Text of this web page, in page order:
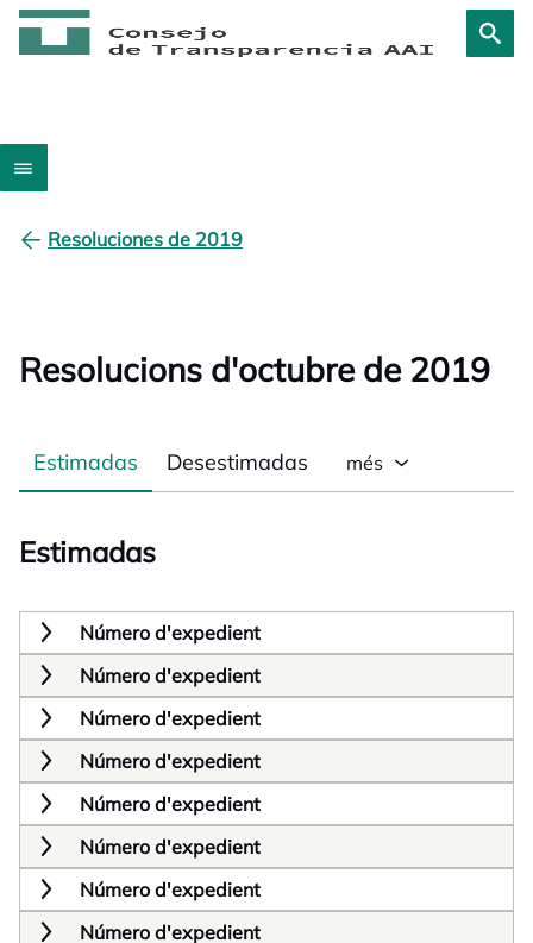
Resoluciones de 2019
Resolucions d'octubre de 2019
Estimadas Desestimadas més
Estimadas
Número d'expedient
Número d'expedient
Número d'expedient
Número d'expedient
Número d'expedient
Número d'expedient
Número d'expedient
Número d'expedient